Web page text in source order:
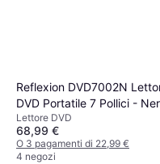
Reflexion DVD7002N
DVD Portatile 7 Pollici -
Lettore DVD
68,99 €
O 3 pagamenti di 22,99 €
4 negozi